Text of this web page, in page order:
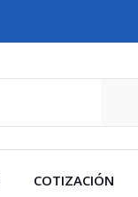
COTIZACIÓN